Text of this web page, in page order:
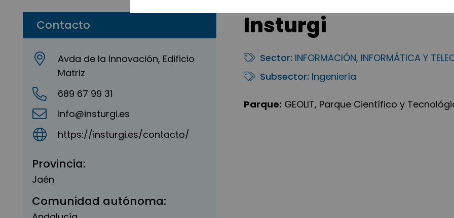
Contacto
Avda de la Innovación, Edificio
Matriz
689 67 99 31
info@insturgi.es
https://insturgi.es/contacto/
Provincia:
Jaén
Comunidad autónoma:
Insturgi
Sector: INFORMACIÓN, INFORMÁTICA Y
Subsector: Ingeniería
Parque: GEOLIT, Parque Científico y